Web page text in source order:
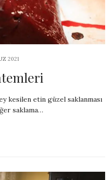
2021
kesilen etin güzel saklanması
saklama…